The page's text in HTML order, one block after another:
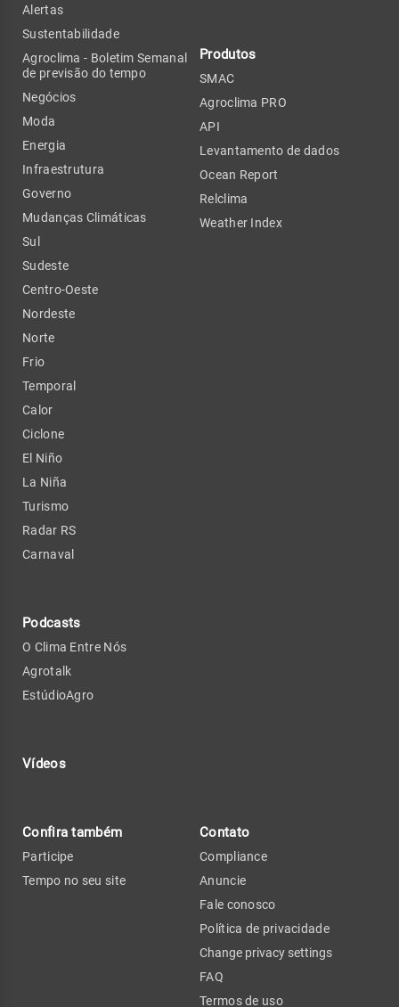
Alertas
Sustentabilidade
Agroclima - Boletim Semanal
de previsão do tempo
Negócios
Moda
Energia
Infraestrutura
Governo
Mudanças Climáticas
Sul
Sudeste
Centro-Oeste
Nordeste
Norte
Frio
Temporal
Calor
Ciclone
El Niño
La Niña
Turismo
Radar RS
Carnaval
Podcasts
O Clima Entre Nós
Agrotalk
EstúdioAgro
Vídeos
Produtos
SMAC
Agroclima PRO
API
Levantamento de dados
Ocean Report
Relclima
Weather Index
Confira também
Participe
Tempo no seu site
Contato
Compliance
Anuncie
Fale conosco
Política de privacidade
Change privacy settings
FAQ
Termos de uso